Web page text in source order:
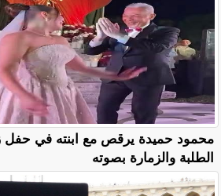
محمود حميدة يرقص مع ابنته في حفل
الطلبة والزمارة بصوته